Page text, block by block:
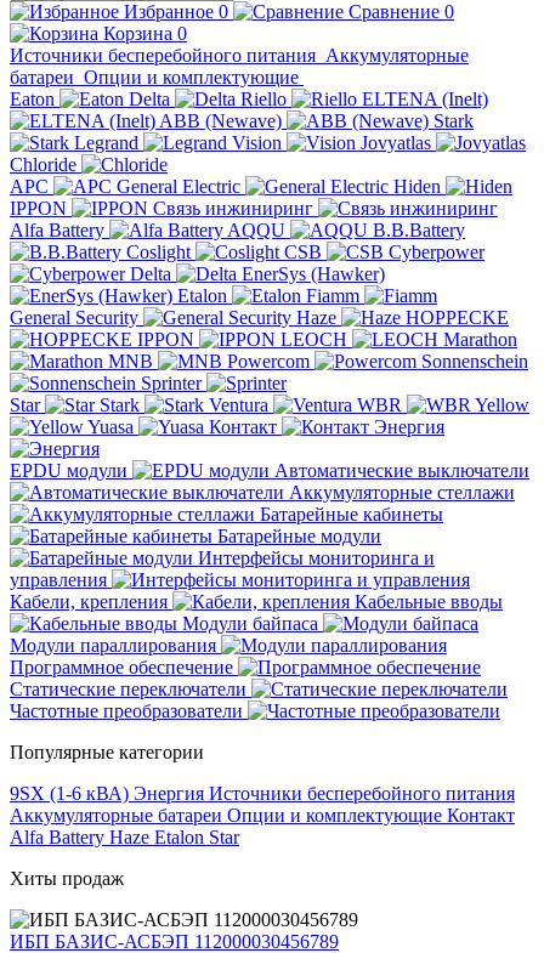
Избранное 0 Сравнение 0
Корзина 0
Источники бесперебойного питания Аккумуляторные
батареи Опции и комплектующие
Eaton
Delta Riello
ELTENA (Inelt)
ABB (Newave)
Stark
Legrand
Vision
Jovyatlas
Chloride
APC
General Electric
Hiden
IPPON
Связь инжиниринг
Alfa Battery
AQQU
B.B.Battery
Coslight
CSB
Cyberpower
Delta
EnerSys (Hawker)
Etalon
Fiamm
General Security
Haze
HOPPECKE
IPPON
LEOCH
Marathon
MNB
Powercom
Sonnenschein
Sprinter
Star
Stark Ventura WBR
Yellow
Yuasa
Контакт Энергия
EPDU модули
Автоматические выключатели
Аккумуляторные стеллажи
Батарейные кабинеты
Батарейные модули
Интерфейсы мониторинга и
управления
Кабели, крепления
Кабельные вводы
Модули байпаса
Модули параллирования
Программное обеспечение
Статические переключатели
Частотные преобразователи
Популярные категории
9SX (1-6 кВА) Энергия Источники бесперебойного питания
Аккумуляторные батареи Опции и комплектующие Контакт
Alfa Battery Haze Etalon Star
Хиты продаж
ИБП БАЗИС-АСБЭП 112000030456789